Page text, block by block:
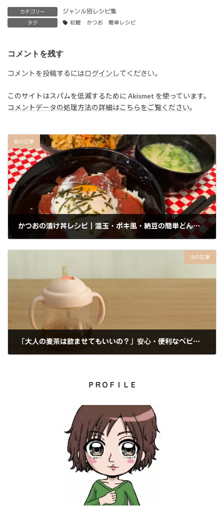
a
c
b
o
k
a
st
d
o
ai
カテゴリー ジャンル別レシピ集
タグ 初鰹 かつお 簡単レシピ
コメントを残す
コメントを投稿するには ログイン してください。
このサイトはスパムを低減するために Akismet を使っています。
コメントデータの処理方法の詳細はこちらをご覧ください。
前の記事
かつおの漬け丼レシピ｜温玉・ポキ風・納豆の簡単どんぶりアレンジ3選
次の記事
「大人の麦茶は飲ませてもいいの？」安心・便利なベビー麦茶3選｜祖母の私が使う理由
ＰＲＯＦＩＬＥ